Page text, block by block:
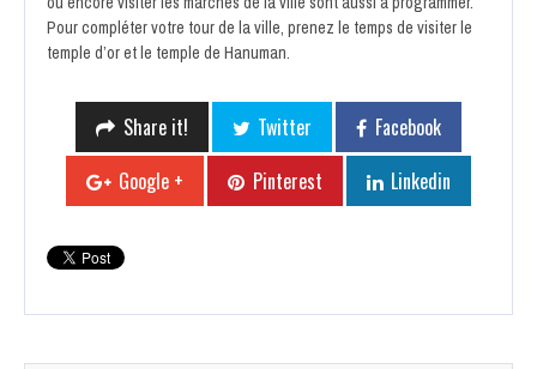
Pour compléter votre tour de la ville, prenez le temps de visiter le
temple d’or et le temple de Hanuman.
Share it! Twitter
Facebook
Google +
Pinterest Linkedin